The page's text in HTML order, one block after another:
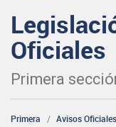
Oficiales
Primera
Primera Avisos Oficiales